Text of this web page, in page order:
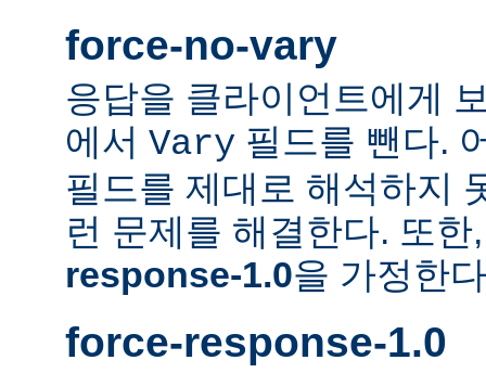
force-no-vary
응답을 클라이언트에게
에서 Vary 필드를 뺀다.
필드를 제대로 해석하지
런 문제를 해결한다. 또
response-1.0을 가정한
force-response-1.0